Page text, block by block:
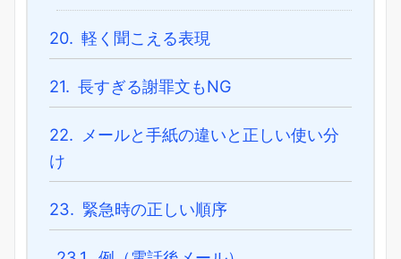
20. 軽く聞こえる表現
21. 長すぎる謝罪文もNG
22.
メールと手紙の違いと正しい使い分
け
23. 緊急時の正しい順序